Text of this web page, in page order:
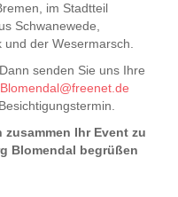
im Stadtteil
Schwanewede,
der Wesermarsch.
senden Sie uns Ihre
Ihr Event zu
Blomendal begrüßen